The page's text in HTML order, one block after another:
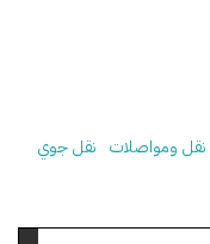
نقل ومواصلات نقل جوي